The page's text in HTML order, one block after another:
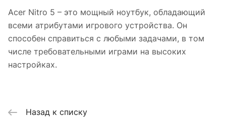
Acer Nitro 5 – это мощный ноутбук, обладающий
всеми атрибутами игрового устройства. Он
способен справиться с любыми задачами, в том
числе требовательными играми на высоких
настройках.
Назад к списку